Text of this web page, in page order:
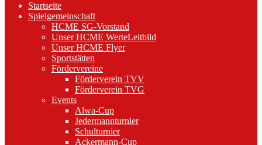
Startseite
Spielgemeinschaft
HCME SG-Vorstand
Unser HCME WerteLeitbild
Unser HCME Flyer
Sportstätten
Fördervereine
Förderverein TVV
Förderverein TVG
Events
Alwa-Cup
Jedermannturnier
Schulturnier
Ackermann-Cup